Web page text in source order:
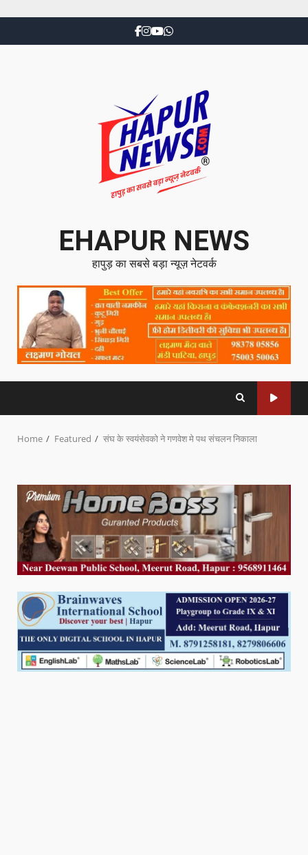
EHAPUR NEWS
हापुड़ का सबसे बड़ा न्यूज़ नेटवर्क
Home Featured संघ के स्वयंसेवको ने गणवेश मे पथ संचलन निकाला